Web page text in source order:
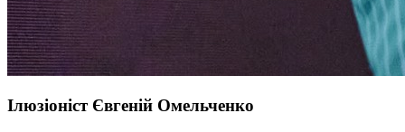
Ілюзіоніст Євгеній Омельченко